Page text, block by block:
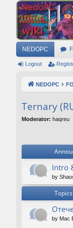
NEDOPC
Logout
NEDOPC
Ternary
Moderator: haqreu
Intro
by
Topics
by Mac